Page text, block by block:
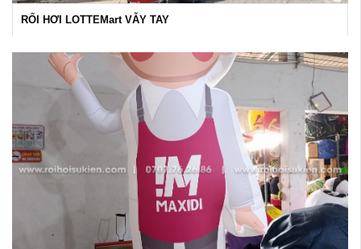
RỐI HƠI LOTTEMart VẪY TAY